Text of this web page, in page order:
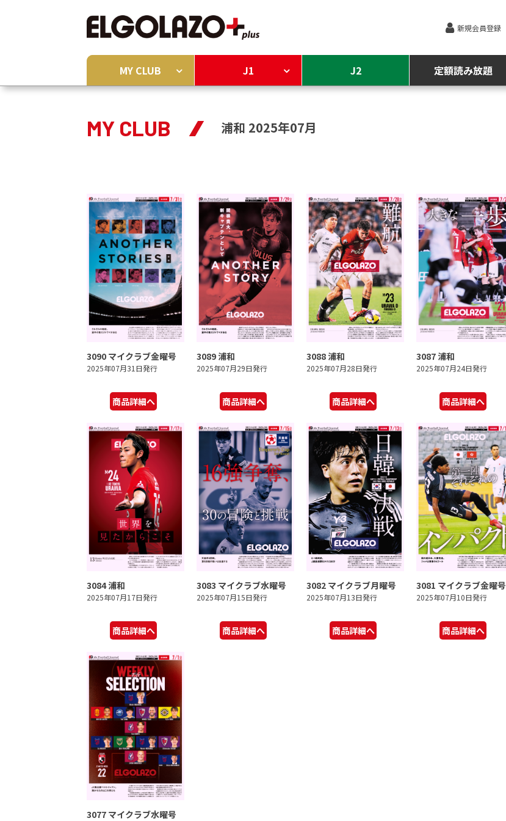
新規会員登録
MY CLUB J1 J2 定額読み放題
MY CLUB 浦和 2025年07月
3090 マイクラブ金曜号
2025年07月31日発行
商品詳細へ
3089 浦和
2025年07月29日発行
商品詳細へ
3088 浦和
2025年07月28日発行
商品詳細へ
3087 浦和
2025年07月24日発行
商品詳細へ
3084 浦和
2025年07月17日発行
商品詳細へ
3083 マイクラブ水曜号
2025年07月15日発行
商品詳細へ
3082 マイクラブ月曜号
2025年07月13日発行
商品詳細へ
3081 マイクラブ金曜号
2025年07月10日発行
商品詳細へ
3077 マイクラブ水曜号